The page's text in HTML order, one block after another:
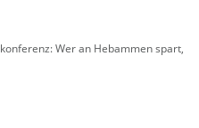
Wer an Heb­am­men spart,